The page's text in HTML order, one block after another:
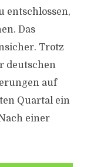
entschlossen,
Das
Trotz
deutschen
auf
Quartal ein
einer